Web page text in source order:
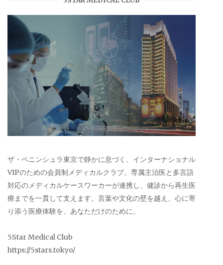
ザ・ペニンシュラ東京で静かに息づく、インターナショナル
VIPのための会員制メディカルクラブ。専属主治医と多言語
対応のメディカルケースワーカーが連携し、健診から再生医
療までを一貫して支えます。言葉や文化の壁を越え、心に寄
り添う医療体験を、あなただけのために。
5Star Medical Club
https://5stars.tokyo/